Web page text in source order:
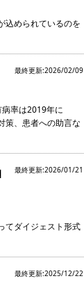
込められているのを
最終更新:2026/02/09
率は2019年に
策、患者への助言な
最終更新:2026/01/21
てダイジェスト形式
最終更新:2025/12/22